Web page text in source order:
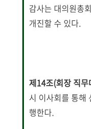
감사는 대의원총
개진할 수 있다.
제14조(회장 직무
시 이사회를 통해
행한다.